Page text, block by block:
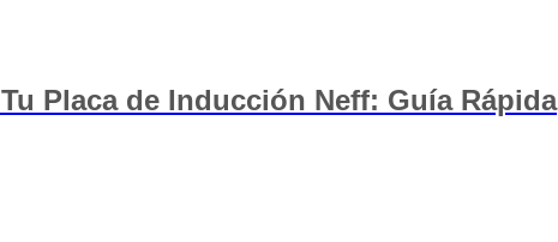
Placa de Inducción Neff: Guía Rápida